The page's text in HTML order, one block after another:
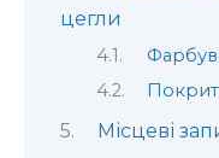
цегли
Місцеві